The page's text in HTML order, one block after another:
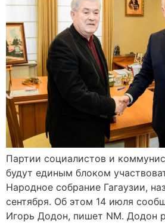
Партии социалистов и
будут единым блоком
Народное собрание Гагаузии,
сентября. Об этом 14 июля
Игорь Додон, пишет NM. Додон